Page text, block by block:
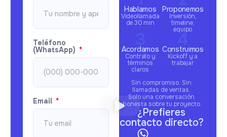
Teléfono
(WhatsApp)
Email
Hablamos
Videollamada
de 30 min
Proponemos
Inversión,
timeline,
equipo
Acordamos
Contrato y
términos
claros
Construimos
Kickoff y a
trabajar
Sin compromiso. Sin
llamadas de ventas.
Solo una conversación
honesta sobre tu proyecto
¿Prefieres
contacto directo?